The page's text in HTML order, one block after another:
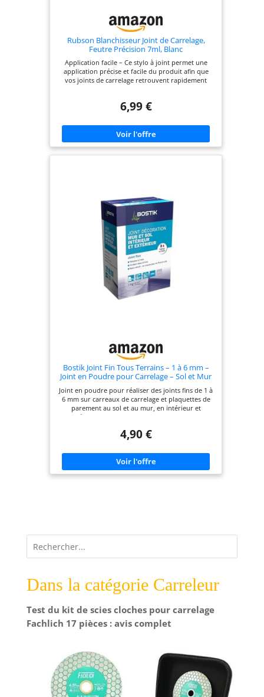
Rubson Blanchisseur Joint de Carrelage,
Feutre Précision 7ml, Blanc
Application facile – Ce stylo à joint permet une
application précise et facile du produit afin que
vos joints de carrelage retrouvent rapidement
joints de carrelage tout en assurant une blancheur
la moisissure – Ce crayon pour joint corrige
efficacement les petits défauts et blanchit
durablement les joints de carrelage en ciment
détériorés. Imperméable – Grâce à ses propriétés
stylo, Stylo à joints pour rafraîchir les joints de
carrelage dans la salle de bain ou la cuisine,
résistant à la moisissure, blanc, 7 ml.
6,99 €
Bostik Joint Fin Tous Terrains – 1 à 6 mm –
Joint en Poudre pour Carrelage – Sol et Mur
– Intérieur et Extérieur – Hydrofugé – Gris–
Boîte de 1 kg
Joint en poudre pour réaliser des joints fins de 1 à
6 mm sur carreaux de carrelage et plaquettes de
parement au sol et au mur, en intérieur et
extérieur, sur tous types de supports neufs
(carrelage, ragréage P3...) Joint hydrofuge résistant
adapté aux pièces humides (cuisine, salle de bain,
douche...) Spécialement conçu pour des finitions
parfaitement lisses et sans retrait (ne creuse pas,
ne fissure pas) Facile à appliquer avec un platoir
4,90 €
Dans la catégorie Carreleur
Test du kit de scies cloches pour carrelage
Fachlich 17 pièces : avis complet